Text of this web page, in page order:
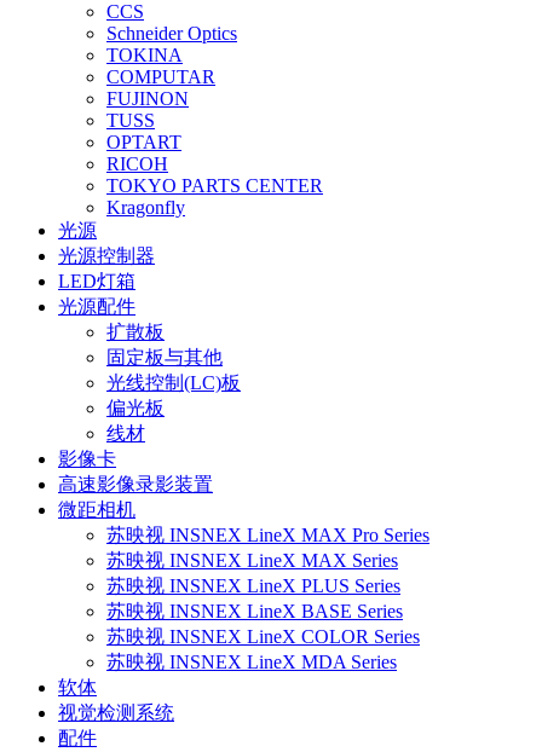
CCS
Schneider Optics
TOKINA
COMPUTAR
FUJINON
TUSS
OPTART
RICOH
TOKYO PARTS CENTER
Kragonfly
光源
光源控制器
LED灯箱
光源配件
扩散板
固定板与其他
光线控制(LC)板
偏光板
线材
影像卡
高速影像录影装置
微距相机
苏映视 INSNEX LineX MAX Pro Series
苏映视 INSNEX LineX MAX Series
苏映视 INSNEX LineX PLUS Series
苏映视 INSNEX LineX BASE Series
苏映视 INSNEX LineX COLOR Series
苏映视 INSNEX LineX MDA Series
软体
视觉检测系统
配件